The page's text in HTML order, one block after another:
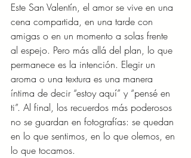
Este San Valentín, el amor se vive en una
cena compartida, en una tarde con
amigas o en un momento a solas frente
al espejo. Pero más allá del plan, lo que
permanece es la intención. Elegir un
aroma o una textura es una manera
íntima de decir “estoy aquí” y “pensé en
ti”. Al final, los recuerdos más poderosos
no se guardan en fotografías: se quedan
en lo que sentimos, en lo que olemos, en
lo que tocamos.